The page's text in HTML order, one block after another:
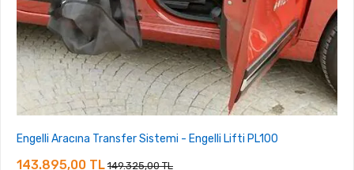
Engelli Aracına Transfer Sistemi - Engelli Lifti PL100
143.895,00 TL 149.325,00 TL